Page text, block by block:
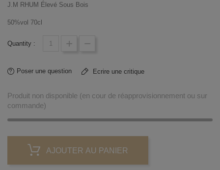
J.M RHUM Élevé Sous Bois
50%vol 70cl
Quantity :
Poser une question Ecrire une critique
Produit non disponible (en cour de réapprovisionnement ou sur
commande)
AJOUTER AU PANIER